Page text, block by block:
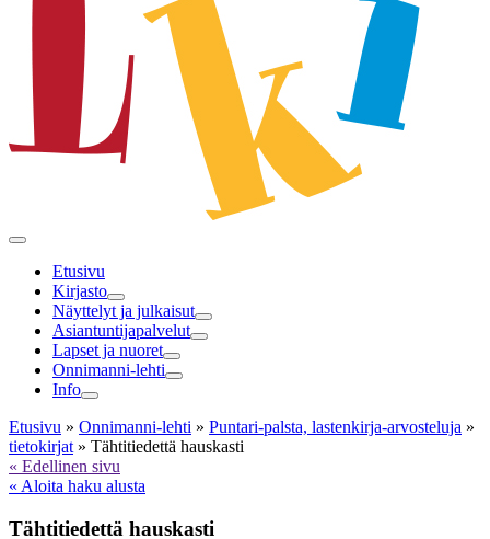
Etusivu
Kirjasto
Näyttelyt ja julkaisut
Asiantuntija­palvelut
Lapset ja nuoret
Onnimanni-lehti
Info
Etusivu » Onnimanni-lehti » Puntari-palsta, lastenkirja-arvosteluja »
tietokirjat » Tähtitiedettä hauskasti
« Edellinen sivu
« Aloita haku alusta
Tähtitiedettä hauskasti